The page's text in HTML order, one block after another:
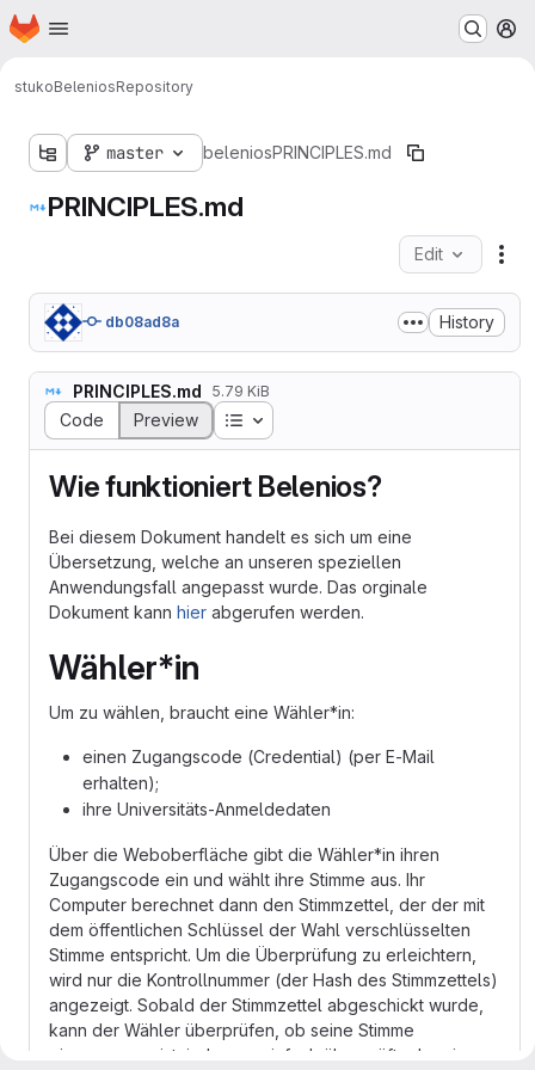
Skip to main content
Homepage
stukoBeleniosRepository
master beleniosPRINCIPLES.md
PRINCIPLES.md
Edit
db08ad8a History
PRINCIPLES.md 5.79 KiB
Code Preview Table of contents
Wie funktioniert Belenios?
Bei diesem Dokument handelt es sich um eine
Übersetzung, welche an unseren speziellen
Anwendungsfall angepasst wurde. Das orginale
Dokument kann hier abgerufen werden.
Wähler*in
Um zu wählen, braucht eine Wähler*in:
einen Zugangscode (Credential) (per E-Mail
erhalten);
ihre Universitäts-Anmeldedaten
Über die Weboberfläche gibt die Wähler*in ihren
Zugangscode ein und wählt ihre Stimme aus. Ihr
Computer berechnet dann den Stimmzettel, der der mit
dem öffentlichen Schlüssel der Wahl verschlüsselten
Stimme entspricht. Um die Überprüfung zu erleichtern,
wird nur die Kontrollnummer (der Hash des Stimmzettels)
angezeigt. Sobald der Stimmzettel abgeschickt wurde,
kann der Wähler überprüfen, ob seine Stimme
eingegangen ist, indem er einfach überprüft, ob seine